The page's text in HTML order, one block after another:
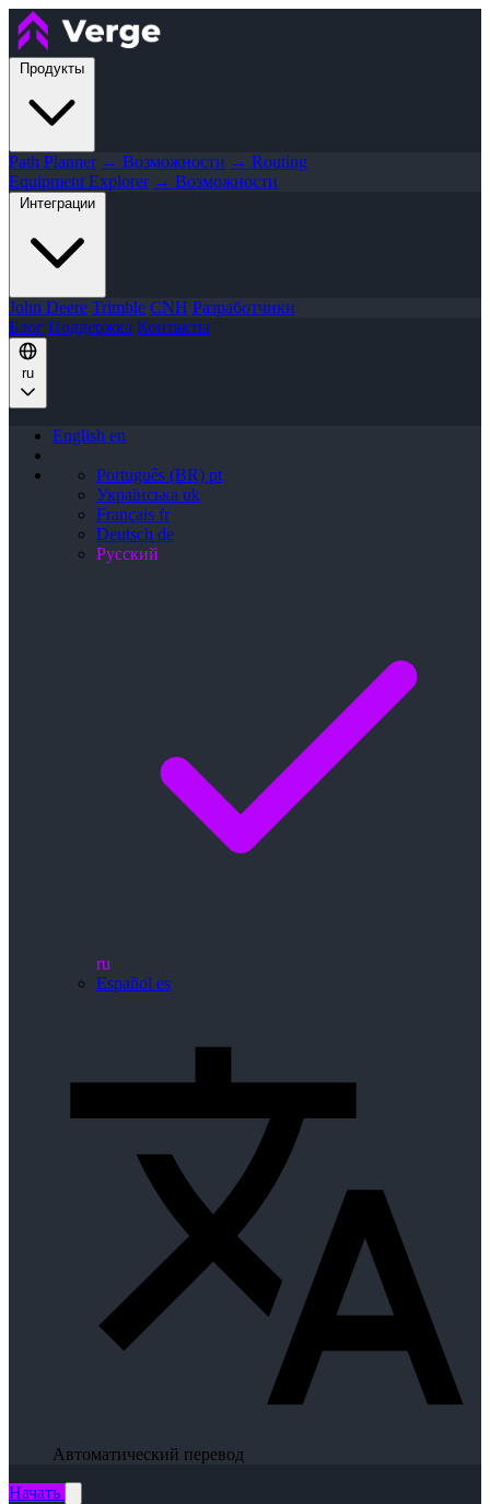
Продукты
Path Planner → Возможности → Routing
Equipment Explorer → Возможности
Интеграции
John Deere Trimble CNH Разработчики
Блог Поддержка Контакты
ru
English en
Português (BR) pt
Українська uk
Français fr
Deutsch de
Русский
ru
Español es
Автоматический перевод
Начать